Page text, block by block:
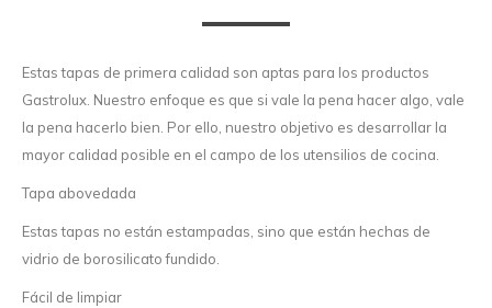
Estas tapas de primera calidad son aptas para los productos
Gastrolux. Nuestro enfoque es que si vale la pena hacer algo, vale
la pena hacerlo bien. Por ello, nuestro objetivo es desarrollar la
mayor calidad posible en el campo de los utensilios de cocina.
Tapa abovedada
Estas tapas no están estampadas, sino que están hechas de
vidrio de borosilicato fundido.
Fácil de limpiar